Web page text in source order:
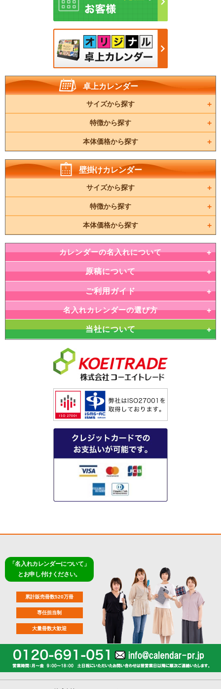
卓上カレンダー
サイズから探す
特徴から探す
本体価格から探す
壁掛けカレンダー
サイズから探す
特徴から探す
本体価格から探す
カレンダーの名入れについて
原稿について
ご利用ガイド
名入れカレンダーの選び方
当社について
「名入れカレンダーについて」
とお申し付けください。
累計販売冊数520万冊
専任担当制
大量冊数大歓迎